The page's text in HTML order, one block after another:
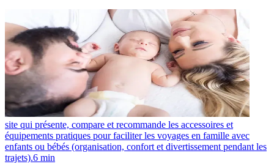
site qui présente, compare et recommande les accessoires et
équipements pratiques pour faciliter les voyages en famille avec
enfants ou bébés (organisation, confort et divertissement pendant les
trajets).6 min